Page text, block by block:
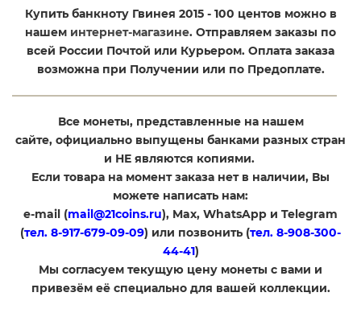
Купить банкноту Гвинея 2015 - 100 центов можно в
нашем интернет-магазине. Отправляем заказы по
всей России Почтой или Курьером. Оплата заказа
возможна при Получении или по Предоплате.
Все монеты, представленные на нашем
сайте, официально выпущены банками разных стран
и НЕ являются копиями.
Если товара на момент заказа нет в наличии, Вы
можете написать нам:
e-mail (mail@21coins.ru), Max, WhatsApp и Telegram
(тел. 8-917-679-09-09) или позвонить (тел. 8-908-300-
44-41)
​Мы согласуем текущую цену монеты с вами и
привезём её специально для вашей коллекции.